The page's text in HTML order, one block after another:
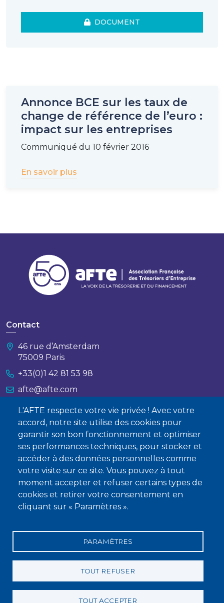
L'AFTE respecte votre vie privée ! Avec votre
accord, notre site utilise des cookies pour
garantir son bon fonctionnement et optimiser
ses performances techniques, pour stocker et
accéder à des données personnelles comme
votre visite sur ce site. Vous pouvez à tout
moment accepter et refuser certains types de
cookies et retirer votre consentement en
cliquant sur « Paramètres ».
PARAMÈTRES
TOUT REFUSER
TOUT ACCEPTER
DOCUMENT
Annonce BCE sur les taux de
change de référence de l’euro :
impact sur les entreprises
Communiqué du 10 février 2016
En savoir plus
Contact
46 rue d’Amsterdam
75009 Paris
+33(0)1 42 81 53 98
afte@afte.com
Nous contacter
À propos
Qui sommes-nous ?
Devenir membre
Mentions légales
Conditions générales de vente